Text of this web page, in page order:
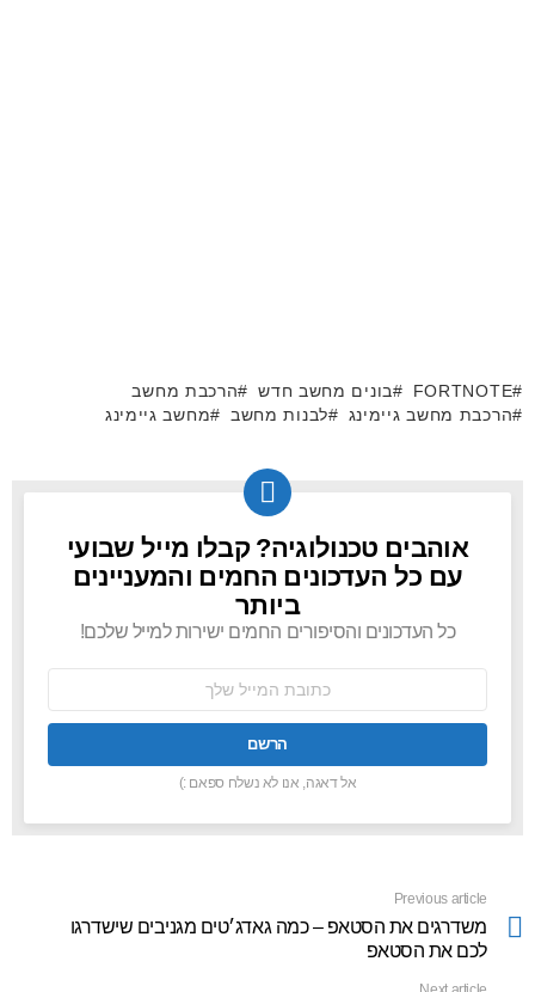
FORTNOTE בונים מחשב חדש
הרכבת מחשב
הרכבת מחשב גיימינג
לבנות מחשב מחשב גיימינג
NEWSLETTER
אוהבים טכנולוגיה? קבלו מייל שבועי
עם כל העדכונים החמים והמעניינים
ביותר
כל העדכונים והסיפורים החמים ישירות למייל שלכם!
אל דאגה, אנו לא נשלח ספאם :)
more
Previous article
משדרגים את הסטאפ – כמה גאדג׳טים מגניבים שישדרגו
לכם את הסטאפ